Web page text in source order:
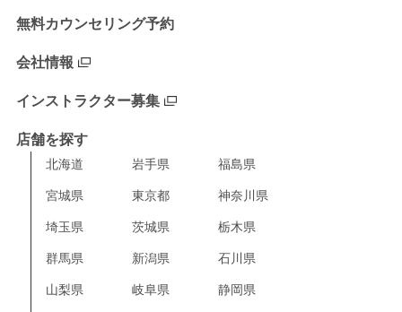
無料カウンセリング予約
会社情報
インストラクター募集
店舗を探す
北海道 岩手県 福島県
宮城県 東京都 神奈川県
埼玉県 茨城県 栃木県
群馬県 新潟県 石川県
山梨県 岐阜県 静岡県